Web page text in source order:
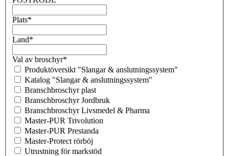
Plats*
Land*
Val av broschyr*
Produktöversikt "Slangar & anslutningssystem"
Katalog "Slangar & anslutningssystem"
Branschbroschyr plast
Branschbroschyr Jordbruk
Branschbroschyr Livsmedel & Pharma
Master-PUR Trivolution
Master-PUR Prestanda
Master-Protect rörböj
Utrustning för markstöd